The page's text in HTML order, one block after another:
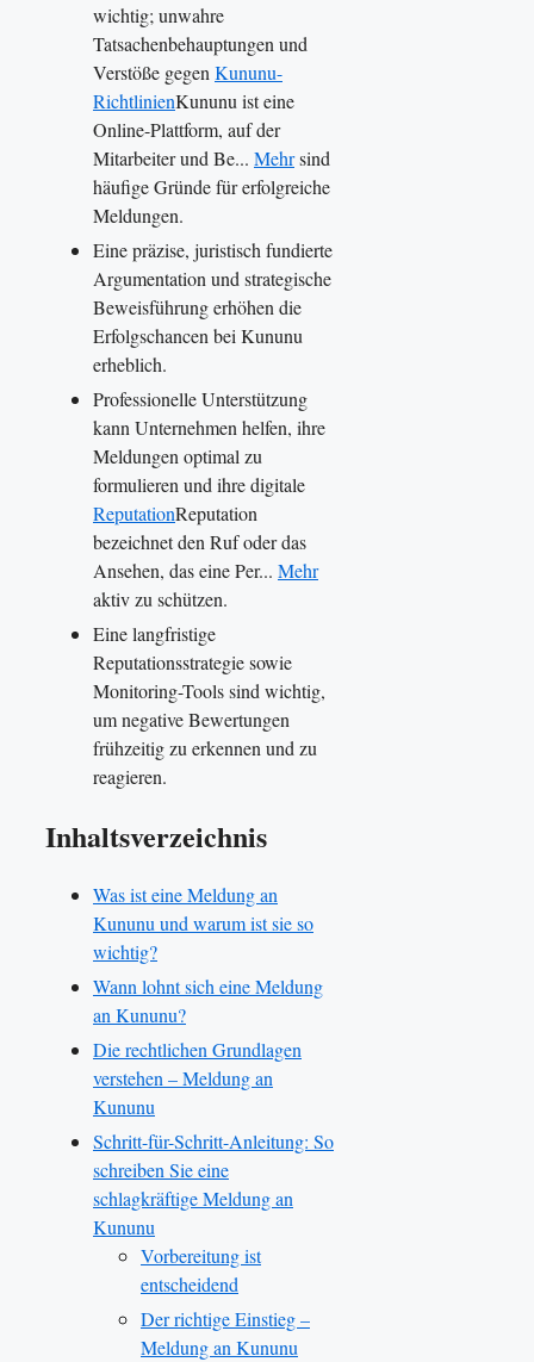
wichtig; unwahre
Tatsachenbehauptungen und
Verstöße gegen Kununu-
RichtlinienKununu ist eine
Online-Plattform, auf der
Mitarbeiter und Be... Mehrsind
häufige Gründe für erfolgreiche
Meldungen.
Eine präzise, juristisch fundierte
Argumentation und strategische
Beweisführung erhöhen die
Erfolgschancen bei Kununu
erheblich.
Professionelle Unterstützung
kann Unternehmen helfen, ihre
Meldungen optimal zu
formulieren und ihre digitale
ReputationReputation
bezeichnet den Ruf oder das
Ansehen, das eine Per... Mehr
aktiv zu schützen.
Eine langfristige
Reputationsstrategie sowie
Monitoring-Tools sind wichtig,
um negative Bewertungen
frühzeitig zu erkennen und zu
reagieren.
Inhaltsverzeichnis
Was ist eine Meldung an
Kununu und warum ist sie so
wichtig?
Wann lohnt sich eine Meldung
an Kununu?
Die rechtlichen Grundlagen
verstehen – Meldung an
Kununu
Schritt-für-Schritt-Anleitung: So
schreiben Sie eine
schlagkräftige Meldung an
Kununu
Vorbereitung ist
entscheidend
Der richtige Einstieg –
Meldung an Kununu